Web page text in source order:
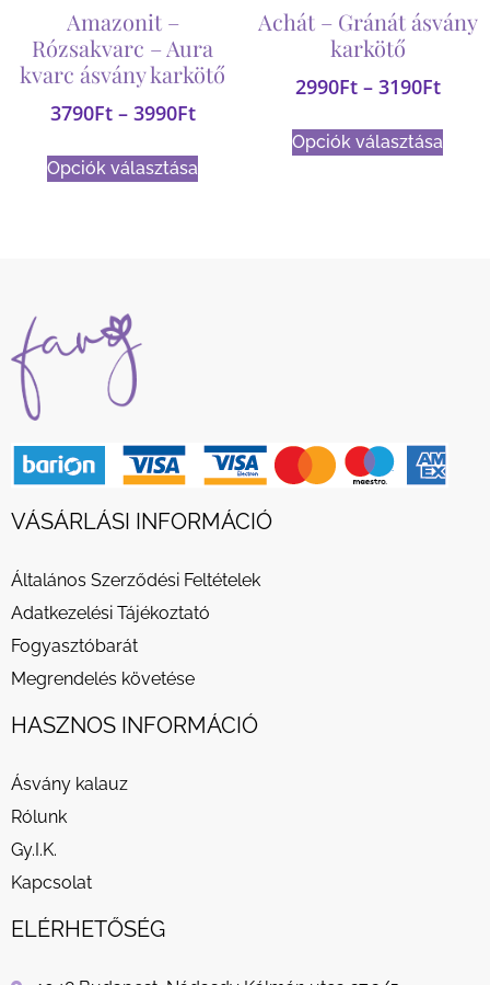
Amazonit –
Rózsakvarc – Aura
kvarc ásvány karkötő
3790Ft – 3990Ft
Opciók választása
Achát – Gránát ásvány
karkötő
2990Ft – 3190Ft
Opciók választása
VÁSÁRLÁSI INFORMÁCIÓ
Általános Szerződési Feltételek
Adatkezelési Tájékoztató
Fogyasztóbarát
Megrendelés követése
HASZNOS INFORMÁCIÓ
Ásvány kalauz
Rólunk
Gy.I.K.
Kapcsolat
ELÉRHETŐSÉG